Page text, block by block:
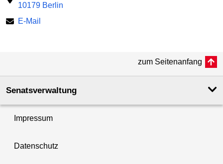
10179 Berlin
E-Mail
zum Seitenanfang
Senatsverwaltung
Impressum
Datenschutz